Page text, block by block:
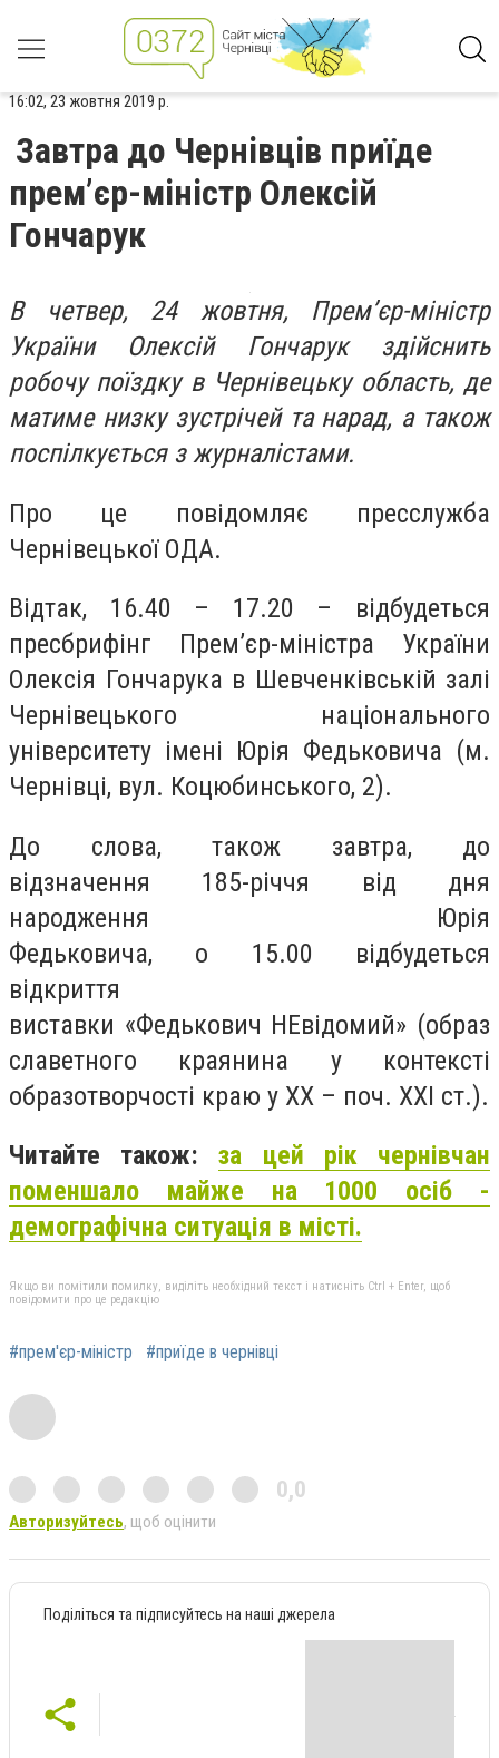
16:02, 23 жовтня 2019 р.
Завтра до Чернівців приїде
прем’єр-міністр Олексій
Гончарук
В четвер, 24 жовтня, Прем’єр-міністр
України Олексій Гончарук здійснить
робочу поїздку в Чернівецьку область, де
матиме низку зустрічей та нарад, а також
поспілкується з журналістами.
Про це повідомляє пресслужба
Чернівецької ОДА.
Відтак, 16.40 – 17.20 – відбудеться
пресбрифінг Прем’єр-міністра України
Олексія Гончарука в Шевченківській залі
Чернівецького національного
університету імені Юрія Федьковича (м.
Чернівці, вул. Коцюбинського, 2).
До слова, також завтра, до
відзначення 185-річчя від дня
народження Юрія
Федьковича, о 15.00 відбудеться
відкриття
виставки «Федькович НЕвідомий» (образ
славетного краянина у контексті
образотворчості краю у ХХ – поч. ХХІ ст.).
Читайте також:за цей рік чернівчан
поменшало майже на 1000 осіб -
демографічна ситуація в місті.
Якщо ви помітили помилку, виділіть необхідний текст і натисніть Ctrl + Enter, щоб
повідомити про це редакцію
#прем'єр-міністр #приїде в чернівці
0,0
Авторизуйтесь, щоб оцінити
Поділіться та підписуйтесь на наші джерела